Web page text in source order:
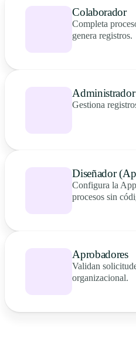
Colaborador
Completa
genera registros.
Administrador
Gestiona
Diseñador
Configura la
procesos sin
Aprobadores
Validan
organizacional.